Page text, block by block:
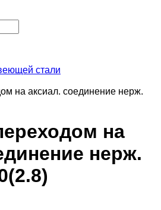
стали
на аксиал. соединение нерж.
на
нерж.